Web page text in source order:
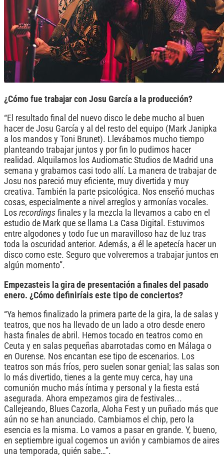
¿Cómo fue trabajar con Josu García a la producción?
“El resultado final del nuevo disco le debe mucho al buen
hacer de Josu García y al del resto del equipo (Mark Janipka
a los mandos y Toni Brunet). Llevábamos mucho tiempo
planteando trabajar juntos y por fin lo pudimos hacer
realidad. Alquilamos los Audiomatic Studios de Madrid una
semana y grabamos casi todo allí. La manera de trabajar de
Josu nos pareció muy eficiente, muy divertida y muy
creativa. También la parte psicológica. Nos enseñó muchas
cosas, especialmente a nivel arreglos y armonías vocales.
Los recordings finales y la mezcla la llevamos a cabo en el
estudio de Mark que se llama La Casa Digital. Estuvimos
entre algodones y todo fue un maravilloso haz de luz tras
toda la oscuridad anterior. Además, a él le apetecía hacer un
disco como este. Seguro que volveremos a trabajar juntos en
algún momento”.
Empezasteis la gira de presentación a finales del pasado
enero. ¿Cómo definiríais este tipo de conciertos?
“Ya hemos finalizado la primera parte de la gira, la de salas y
teatros, que nos ha llevado de un lado a otro desde enero
hasta finales de abril. Hemos tocado en teatros como en
Ceuta y en salas pequeñas abarrotadas como en Málaga o
en Ourense. Nos encantan ese tipo de escenarios. Los
teatros son más fríos, pero suelen sonar genial; las salas son
lo más divertido, tienes a la gente muy cerca, hay una
comunión mucho más íntima y personal y la fiesta está
asegurada. Ahora empezamos gira de festivales...
Callejeando, Blues Cazorla, Aloha Fest y un puñado más que
aún no se han anunciado. Cambiamos el chip, pero la
esencia es la misma. Lo vamos a pasar en grande. Y, bueno,
en septiembre igual cogemos un avión y cambiamos de aires
una temporada, quién sabe…”.